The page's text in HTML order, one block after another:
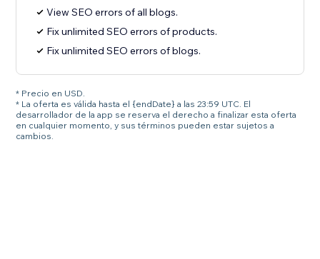
View SEO errors of all blogs.
Fix unlimited SEO errors of products.
Fix unlimited SEO errors of blogs.
* Precio en USD.
* La oferta es válida hasta el {endDate} a las 23:59 UTC. El
desarrollador de la app se reserva el derecho a finalizar esta oferta
en cualquier momento, y sus términos pueden estar sujetos a
cambios.